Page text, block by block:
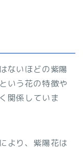
ないほどの紫陽
いう花の特徴や
関係していま
より、紫陽花は